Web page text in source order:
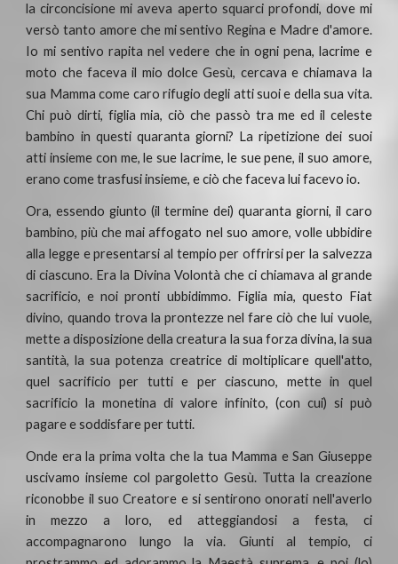
la circoncisione mi aveva aperto squarci profondi, dove mi
versò tanto amore che mi sentivo Regina e Madre d'amore.
Io mi sentivo rapita nel vedere che in ogni pena, lacrime e
moto che faceva il mio dolce Gesù, cercava e chiamava la
sua Mamma come caro rifugio degli atti suoi e della sua vita.
Chi può dirti, figlia mia, ciò che passò tra me ed il celeste
bambino in questi quaranta giorni? La ripetizione dei suoi
atti insieme con me, le sue lacrime, le sue pene, il suo amore,
erano come trasfusi insieme, e ciò che faceva lui facevo io.
Ora, essendo giunto (il termine dei) quaranta giorni, il caro
bambino, più che mai affogato nel suo amore, volle ubbidire
alla legge e presentarsi al tempio per offrirsi per la salvezza
di ciascuno. Era la Divina Volontà che ci chiamava al grande
sacrificio, e noi pronti ubbidimmo. Figlia mia, questo Fiat
divino, quando trova la prontezze nel fare ciò che lui vuole,
mette a disposizione della creatura la sua forza divina, la sua
santità, la sua potenza creatrice di moltiplicare quell'atto,
quel sacrificio per tutti e per ciascuno, mette in quel
sacrificio la monetina di valore infinito, (con cui) si può
pagare e soddisfare per tutti.
Onde era la prima volta che la tua Mamma e San Giuseppe
uscivamo insieme col pargoletto Gesù. Tutta la creazione
riconobbe il suo Creatore e si sentirono onorati nell'averlo
in mezzo a loro, ed atteggiandosi a festa, ci
accompagnarono lungo la via. Giunti al tempio, ci